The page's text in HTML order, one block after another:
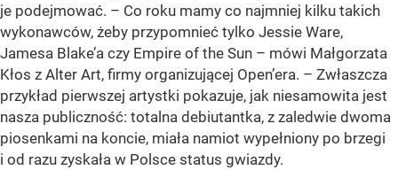
je podejmować. – Co roku mamy co najmniej kilku takich
wykonawców, żeby przypomnieć tylko Jessie Ware,
Jamesa Blake’a czy Empire of the Sun – mówi Małgorzata
Kłos z Alter Art, firmy organizującej Open’era. – Zwłaszcza
przykład pierwszej artystki pokazuje, jak niesamowita jest
nasza publiczność: totalna debiutantka, z zaledwie dwoma
piosenkami na koncie, miała namiot wypełniony po brzegi
i od razu zyskała w Polsce status gwiazdy.